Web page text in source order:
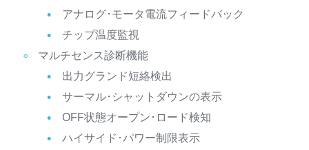
アナログ･モータ電流フィードバック
チップ温度監視
マルチセンス診断機能
出力グランド短絡検出
サーマル･シャットダウンの表示
OFF状態オープン･ロード検知
ハイサイド･パワー制限表示